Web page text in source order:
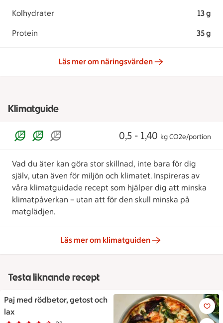
Kolhydrater 13 g
Protein 35 g
Läs mer om näringsvärden
Klimatguide
0,5 - 1,40 kg CO2e/portion
Vad du äter kan göra stor skillnad, inte bara för dig
själv, utan även för miljön och klimatet. Inspireras av
våra klimatguidade recept som hjälper dig att minska
klimatpåverkan – utan att för den skull minska på
matglädjen.
Läs mer om klimatguiden
Testa liknande recept
Paj med rödbetor, getost och
lax
Paj med rödbetor, getost och